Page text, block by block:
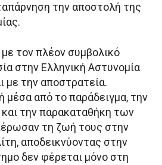
την αποστολή της
τον πλέον συμβολικό
στην Ελληνική Αστυνομία
με την αποστρατεία.
μέσα από το παράδειγμα, την
και την παρακαταθήκη των
τη ζωή τους στην
αποδεικνύοντας στην
δεν φέρεται μόνο στη